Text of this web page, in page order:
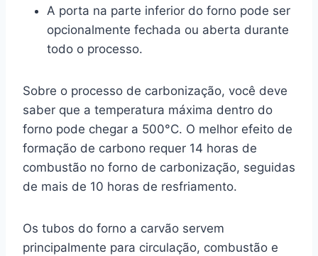
A porta na parte inferior do forno pode ser
opcionalmente fechada ou aberta durante
todo o processo.
Sobre o processo de carbonização, você deve
saber que a temperatura máxima dentro do
forno pode chegar a 500°C. O melhor efeito de
formação de carbono requer 14 horas de
combustão no forno de carbonização, seguidas
de mais de 10 horas de resfriamento.
Os tubos do forno a carvão servem
principalmente para circulação, combustão e